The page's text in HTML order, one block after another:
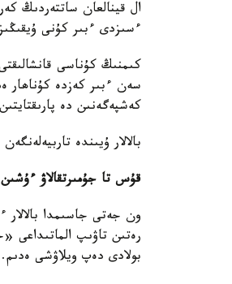
ال قينالعان ساتتەردىڭ
ءسىزدى ءبىر كۇنى
كىمنىڭ كۇناسى
سەن ءبىر كەزدە كۇناھار
كەشپەگەنىن دە
بالالار ۇيىندە
قۇس تا جۇمىرتقالاۋ
ون جەتى جاسىمدا بالالار
رەتىن تاۋىپ الماتىداعى
بولادى دەپ ويلاۋشى ەدىم.